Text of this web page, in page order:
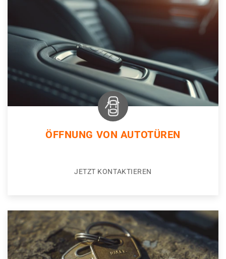
ÖFFNUNG VON AUTOTÜREN
JETZT KONTAKTIEREN